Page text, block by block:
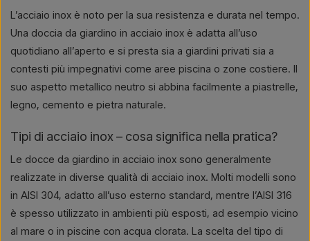
L’acciaio inox è noto per la sua resistenza e durata nel tempo.
Una doccia da giardino in acciaio inox è adatta all’uso
quotidiano all’aperto e si presta sia a giardini privati sia a
contesti più impegnativi come aree piscina o zone costiere. Il
suo aspetto metallico neutro si abbina facilmente a piastrelle,
legno, cemento e pietra naturale.
Tipi di acciaio inox – cosa significa nella pratica?
Le docce da giardino in acciaio inox sono generalmente
realizzate in diverse qualità di acciaio inox. Molti modelli sono
in AISI 304, adatto all’uso esterno standard, mentre l’AISI 316
è spesso utilizzato in ambienti più esposti, ad esempio vicino
al mare o in piscine con acqua clorata. La scelta del tipo di